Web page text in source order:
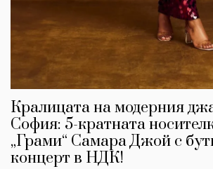
Кралицата на модерния
София: 5-кратната
„Грами“ Самара Джой с
концерт в НДК!